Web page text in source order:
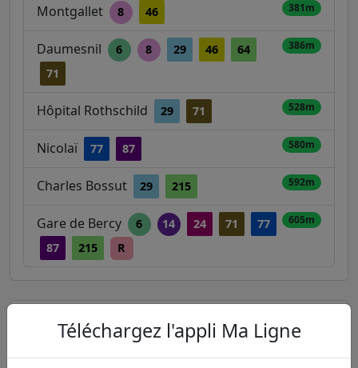
Montgallet 8 46 381m
Daumesnil 6 8 29 46
64
71
386m
Hôpital Rothschild 29 71 528m
Nicolaï 77 87 580m
Charles Bossut 29 215 592m
Gare de Bercy 6 14 24 71
77
87
215 R
605m
Autres lignes
Metro
Téléchargez l'appli Ma Ligne